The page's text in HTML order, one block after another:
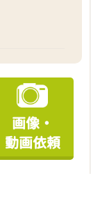
画像・
動画依頼